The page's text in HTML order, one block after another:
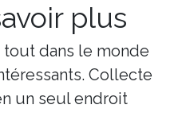
plus
dans le monde
Collecte
un seul endroit